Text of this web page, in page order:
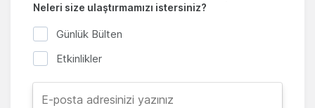
Neleri size ulaştırmamızı istersiniz?
Günlük Bülten
Etkinlikler